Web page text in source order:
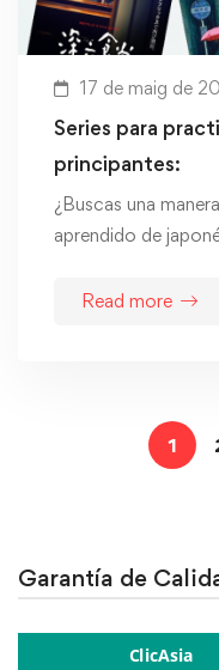
17 de maig de
Series para
principantes:
¿Buscas una
aprendido de
Read more
1
Garantía de